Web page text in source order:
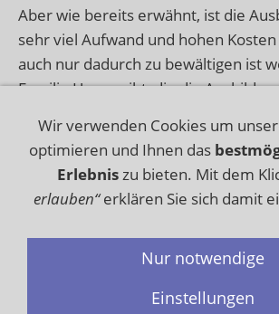
Aber wie bereits erwähnt, ist die
sehr viel Aufwand und hohen
auch nur dadurch zu bewältigen ist
Familie Haase gibt, die die
Stiftung zu spenden, damit
Bedürftige in den Genuss eines
Behindertenbegleithundes
ImpressumKontaktLizenz
Wir verwenden Cookies um
optimieren und Ihnen das
Erlebniszu bieten. Mit dem
erlauben“erklären Sie sich damit
Nur notwendige
Einstellungen